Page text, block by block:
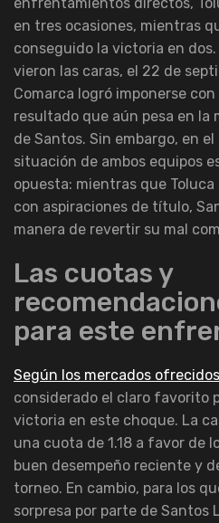
en tres ocasiones, mientras
conseguido la victoria en
vieron las caras, el 22 de
Comarca logró imponerse
resultado que aún pesa en la
de Santos. Sin embargo, en
situación de ambos equipos
opuesta: mientras que
con aspiraciones de título,
manera de revertir su mal
Las cuotas y
para este
Según los mercados
considerado el claro favorito
victoria en este choque. La
una cuota de 1.18 a favor de
buen desempeño reciente y
torneo. En cambio, para los
sorpresa por parte de Santos